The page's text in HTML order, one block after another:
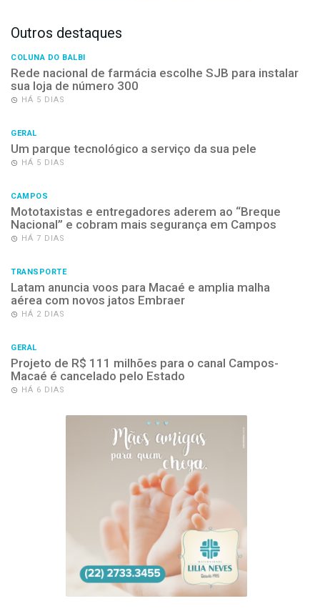
Outros destaques
COLUNA DO BALBI
Rede nacional de farmácia escolhe SJB para instalar
sua loja de número 300
HÁ 5 DIAS
GERAL
Um parque tecnológico a serviço da sua pele
HÁ 5 DIAS
CAMPOS
Mototaxistas e entregadores aderem ao “Breque
Nacional” e cobram mais segurança em Campos
HÁ 7 DIAS
TRANSPORTE
Latam anuncia voos para Macaé e amplia malha
aérea com novos jatos Embraer
HÁ 2 DIAS
GERAL
Projeto de R$ 111 milhões para o canal Campos-
Macaé é cancelado pelo Estado
HÁ 6 DIAS